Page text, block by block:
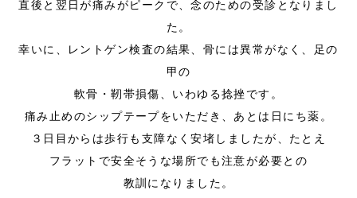
直後と翌日が痛みがピークで、念のための受診となりまし
た。
幸いに、レントゲン検査の結果、骨には異常がなく、足の
甲の
軟骨・靭帯損傷、いわゆる捻挫です。
痛み止めのシップテープをいただき、あとは日にち薬。
３日目からは歩行も支障なく安堵しましたが、たとえ
フラットで安全そうな場所でも注意が必要との
教訓になりました。